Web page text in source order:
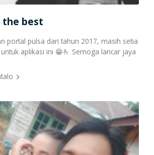
the best
portal pulsa dari tahun 2017, masih setia
aplikasi ini 😁🫰 Semoga lancar jaya